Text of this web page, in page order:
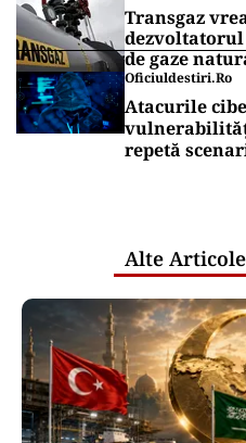
Transgaz
de gaze
Oficiuldestiri.ro
Atacurile
repetă
Alte